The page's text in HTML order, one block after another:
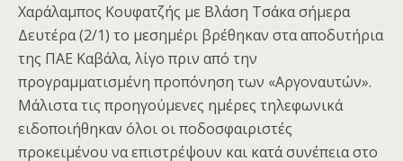
Χαράλαμπος Κουφατζής με Βλάση Τσάκα σήμερα
Δευτέρα (2/1) το μεσημέρι βρέθηκαν στα αποδυτήρια
της ΠΑΕ Καβάλα, λίγο πριν από την
προγραμματισμένη προπόνηση των «Αργοναυτών».
Μάλιστα τις προηγούμενες ημέρες τηλεφωνικά
ειδοποιήθηκαν όλοι οι ποδοσφαιριστές
προκειμένου να επιστρέψουν και κατά συνέπεια στο